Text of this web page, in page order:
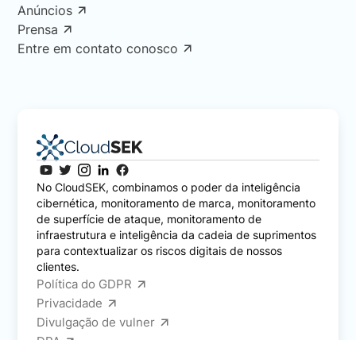
Anúncios
Prensa
Entre em contato conosco
No CloudSEK, combinamos o poder da inteligência
cibernética, monitoramento de marca, monitoramento
de superfície de ataque, monitoramento de
infraestrutura e inteligência da cadeia de suprimentos
para contextualizar os riscos digitais de nossos
clientes.
Política do GDPR
Privacidade
Divulgação de vulner